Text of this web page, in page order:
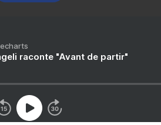
raconte "Avant de partir"